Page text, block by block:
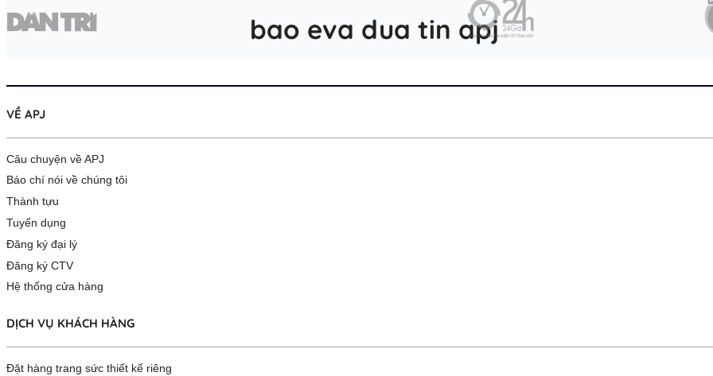
VỀ APJ
Câu chuyện về APJ
Báo chí nói về chúng tôi
Thành tựu
Tuyển dụng
Đăng ký đại lý
Đăng ký CTV
Hệ thống cửa hàng
DỊCH VỤ KHÁCH HÀNG
Đặt hàng trang sức thiết kế riêng